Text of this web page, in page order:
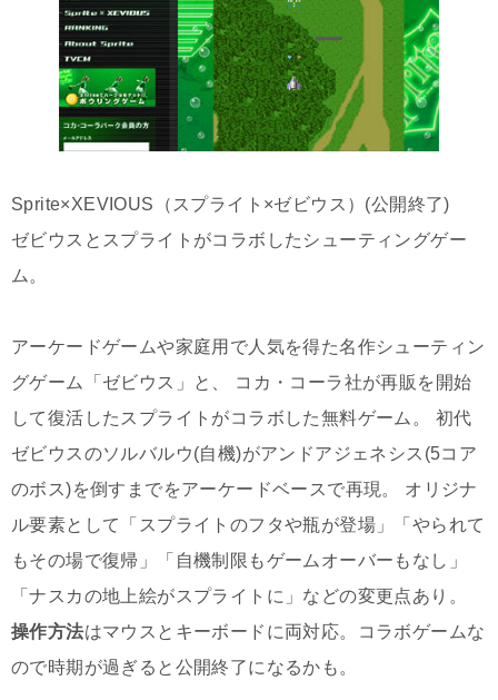
Sprite×XEVIOUS（スプライト×ゼビウス）(公開終了)
ゼビウスとスプライトがコラボしたシューティングゲー
ム。
アーケードゲームや家庭用で人気を得た名作シューティン
グゲーム「ゼビウス」と、 コカ・コーラ社が再販を開始
して復活したスプライトがコラボした無料ゲーム。 初代
ゼビウスのソルバルウ(自機)がアンドアジェネシス(5コア
のボス)を倒すまでをアーケードベースで再現。 オリジナ
ル要素として「スプライトのフタや瓶が登場」「やられて
もその場で復帰」「自機制限もゲームオーバーもなし」
「ナスカの地上絵がスプライトに」などの変更点あり。
操作方法はマウスとキーボードに両対応。コラボゲームな
ので時期が過ぎると公開終了になるかも。